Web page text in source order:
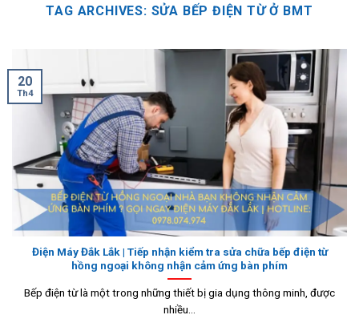
TAG ARCHIVES: SỬA BẾP ĐIỆN TỪ Ở BMT
Điện Máy Đắk Lắk | Tiếp nhận kiểm tra sửa chữa bếp điện từ
hồng ngoại không nhận cảm ứng bàn phím
Bếp điện từ là một trong những thiết bị gia dụng thông minh, được
nhiều...
20
Th4